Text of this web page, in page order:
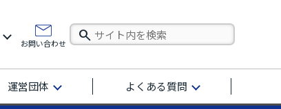
運営団体 よくある質問
お問い合わせ